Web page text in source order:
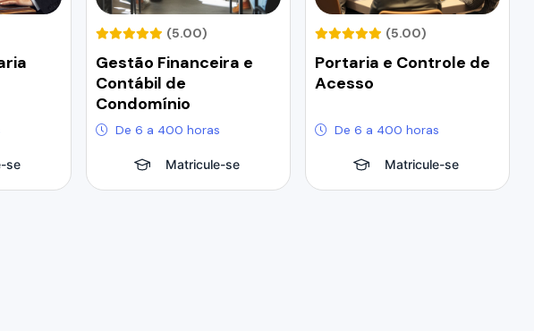
se
(5.00)
Gestão Financeira e
Contábil de
Condomínio
De 6 a 400 horas
Matricule-se
(5.00)
Portaria e Controle de
Acesso
De 6 a 400 horas
Matricule-se